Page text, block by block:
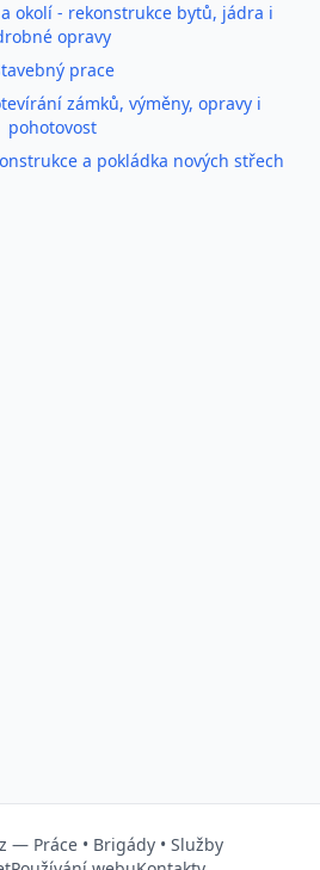
okolí - rekonstrukce bytů, jádra i
opravy
prace
zámků, výměny, opravy i
pohotovost
a pokládka nových střech
— Práce• Brigády• Služby